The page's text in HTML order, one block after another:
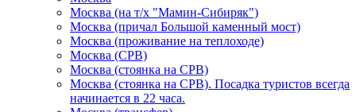
Москва (на т/х "Мамин-Сибиряк")
Москва (причал Большой каменный мост)
Москва (проживание на теплоходе)
Москва (СРВ)
Москва (стоянка на СРВ)
Москва (стоянка на СРВ). Посадка туристов всегда
начинается в 22 часа.